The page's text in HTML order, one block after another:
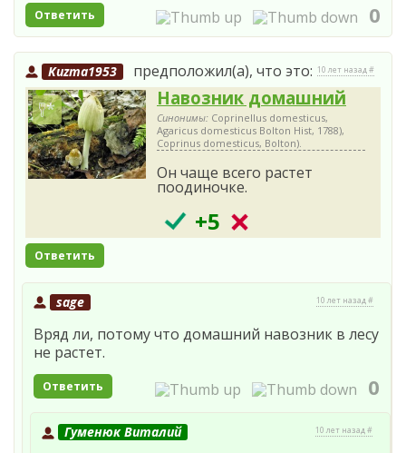
Ответить 0
Kuzma1953 предположил(а), что это: 10 лет назад #
Навозник домашний
Синонимы: Coprinellus domesticus,
Agaricus domesticus Bolton Hist, 1788),
Coprinus domesticus, Bolton).
Он чаще всего растет
поодиночке.
+5
Ответить
sage 10 лет назад #
Вряд ли, потому что домашний навозник в лесу
не растет.
Ответить 0
Гуменюк Виталий 10 лет назад #